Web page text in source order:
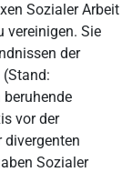
Sozialer Arbeit
vereinigen. Sie
der
vor der
divergenten
Sozialer